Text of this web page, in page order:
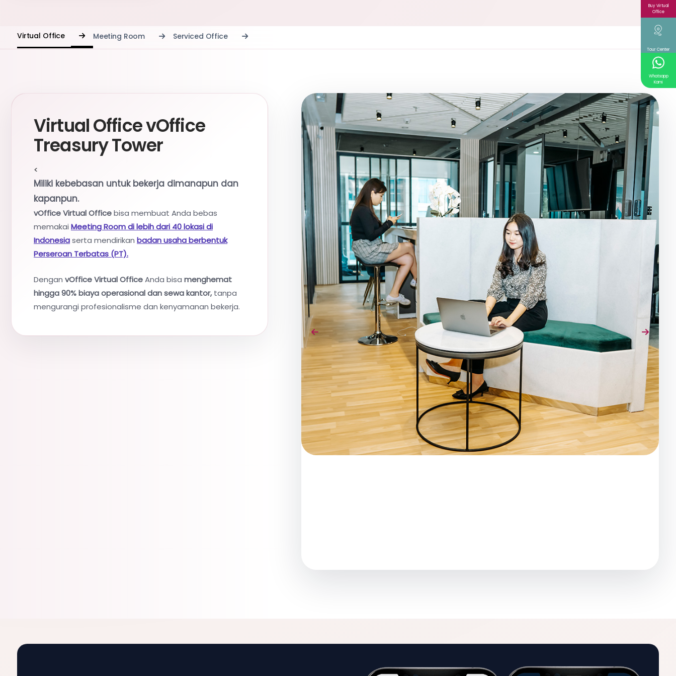
Virtual Office Meeting Room Serviced Office
Virtual Office vOffice
Treasury Tower
<
Miliki kebebasan untuk bekerja dimanapun dan
kapanpun.
vOffice Virtual Officebisa membuat Anda bebas
memakai Meeting Room di lebih dari 40 lokasi di
Indonesiaserta mendirikan badan usaha berbentuk
Perseroan Terbatas (PT).
Dengan vOffice Virtual OfficeAnda bisa menghemat
hingga 90% biaya operasional dan sewa kantor, tanpa
mengurangi profesionalisme dan kenyamanan bekerja.
Buy Virtual
Office
Tour Center
Whatsapp
Kami